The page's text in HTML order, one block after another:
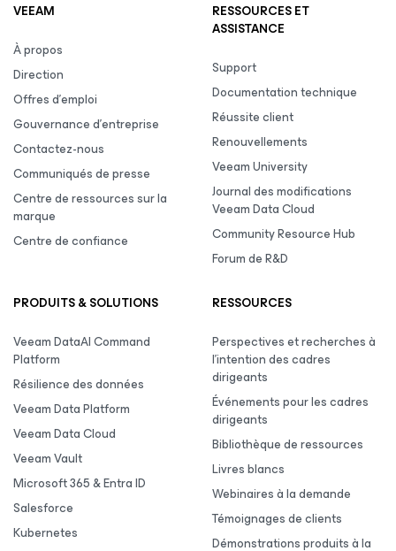
VEEAM
À propos
Direction
Offres d’emploi
Gouvernance d’entreprise
Contactez-nous
Communiqués de presse
Centre de ressources sur la
marque
Centre de confiance
RESSOURCES ET
ASSISTANCE
Support
Documentation technique
Réussite client
Renouvellements
Veeam University
Journal des modifications
Veeam Data Cloud
Community Resource Hub
Forum de R&D
PRODUITS & SOLUTIONS
Veeam DataAI Command
Platform
Résilience des données
Veeam Data Platform
Veeam Data Cloud
Veeam Vault
Microsoft 365 & Entra ID
Salesforce
Kubernetes
RESSOURCES
Perspectives et recherches à
l’intention des cadres
dirigeants
Événements pour les cadres
dirigeants
Bibliothèque de ressources
Livres blancs
Webinaires à la demande
Témoignages de clients
Démonstrations produits à la